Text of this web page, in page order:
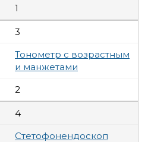
1
3
Тонометр с возрастным
и манжетами
2
4
Стетофонендоскоп